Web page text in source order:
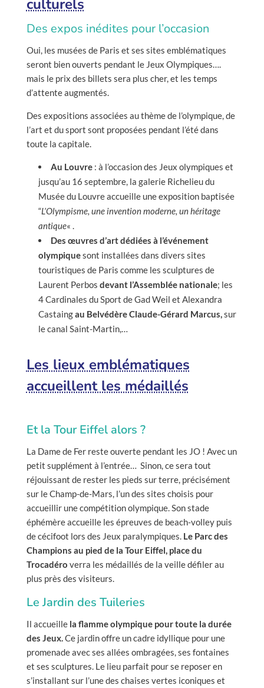
culturels
Des expos inédites pour l’occasion
Oui, les musées de Paris et ses sites emblématiques
seront bien ouverts pendant le Jeux Olympiques….
mais le prix des billets sera plus cher, et les temps
d’attente augmentés.
Des expositions associées au thème de l’olympique, de
l’art et du sport sont proposées pendant l’été dans
toute la capitale.
Au Louvre: à l’occasion des Jeux olympiques et
jusqu’au 16 septembre, la galerie Richelieu du
Musée du Louvre accueille une exposition baptisée
“L’Olympisme, une invention moderne, un héritage
antique« .
Des œuvres d’art dédiées à l’événement
olympiquesont installées dans divers sites
touristiques de Paris comme les sculptures de
Laurent Perbos devant l’Assemblée nationale; les
4 Cardinales du Sport de Gad Weil et Alexandra
Castaingau Belvédère Claude-Gérard Marcus,sur
le canal Saint-Martin,…
Les lieux emblématiques
accueillent les médaillés
Et la Tour Eiffel alors ?
La Dame de Fer reste ouverte pendant les JO ! Avec un
petit supplément à l’entrée… Sinon, ce sera tout
réjouissant de rester les pieds sur terre, précisément
sur le Champ-de-Mars, l’un des sites choisis pour
accueillir une compétition olympique. Son stade
éphémère accueille les épreuves de beach-volley puis
de cécifoot lors des Jeux paralympiques. Le Parc des
Champions au pied de la Tour Eiffel, place du
Trocadéro verra les médaillés de la veille défiler au
plus près des visiteurs.
Le Jardin des Tuileries
Il accueillela flamme olympique pour toute la durée
des Jeux.Ce jardin offre un cadre idyllique pour une
promenade avec ses allées ombragées, ses fontaines
et ses sculptures. Le lieu parfait pour se reposer en
s’installant sur l’une des chaises vertes iconiques et